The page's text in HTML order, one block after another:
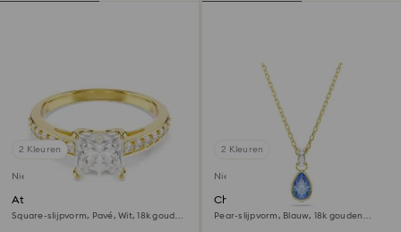
2 Kleuren
Nieuw
Attract ring
Square-slijpvorm, Pavé, Wit, ‎18k gouden
2 Kleuren
Nieuw
Chroma hanger
Pear-slijpvorm, Blauw, ‎18k gouden